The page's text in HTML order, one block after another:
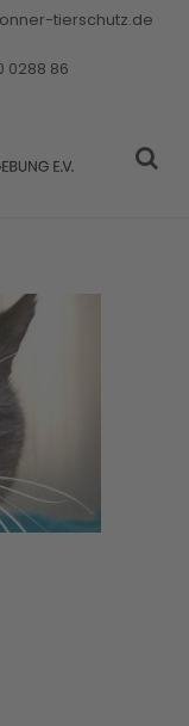
tierschutz.de
0288 86